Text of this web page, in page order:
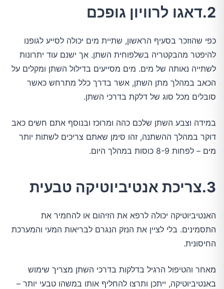
2.דאגו לרוויון גופכם
כפי שהוזכר בסעיף הראשון, שתיית מים יכולה לסייע לגופנו
להיפטר מהבקטריה בשלפוחית השתן. אך ישנם עוד יתרונות
לשתייה נאותה של מים. מים מסייעים בדילול השתן ומקלים על
הכאב במהלך מתן השתן, אשר בדרך כלל מתרחש כאשר
סובלים מכל סוג של דלקת בדרכי השתן.
במידה וצבע השתן שלכם כהה ומרוכז ובנוסף אתם חשים כאב
דוקר במהלך ההשתנה, זהו סימן שאתם צריכים לשתות יותר
מים – לפחות 8-9 כוסות במהלך היום.
3.צריכת אנטיביוטיקה טבעית
האנטיביוטיקה יכולה לרפא את הזיהום או להחמיר את
התסמינים. בלי לציין את הנזק הנגרם לבריאות המעי והמערכת
החיסונית.
מאחר והטיפול הרגיל בדלקות בדרכי השתן מצריך שימוש
באנטיביוטיקה, ייתכן ותרצו להחליף אותו במשהו טבעי יותר –